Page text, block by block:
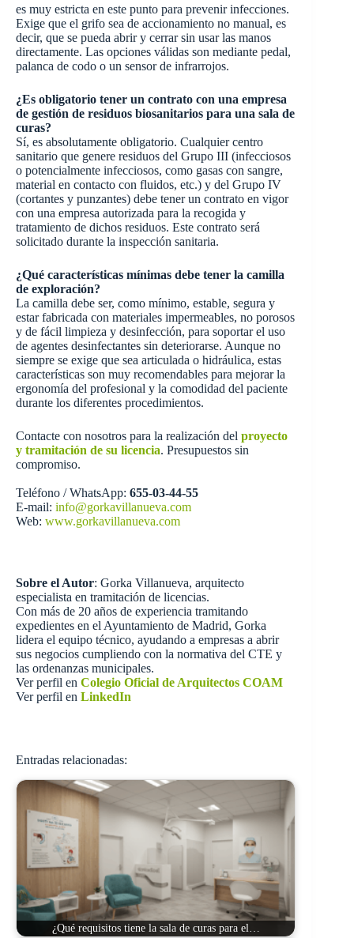
es muy estricta en este punto para prevenir infecciones.
Exige que el grifo sea de accionamiento no manual, es
decir, que se pueda abrir y cerrar sin usar las manos
directamente. Las opciones válidas son mediante pedal,
palanca de codo o un sensor de infrarrojos.
¿Es obligatorio tener un contrato con una empresa
de gestión de residuos biosanitarios para una sala de
curas?
Sí, es absolutamente obligatorio. Cualquier centro
sanitario que genere residuos del Grupo III (infecciosos
o potencialmente infecciosos, como gasas con sangre,
material en contacto con fluidos, etc.) y del Grupo IV
(cortantes y punzantes) debe tener un contrato en vigor
con una empresa autorizada para la recogida y
tratamiento de dichos residuos. Este contrato será
solicitado durante la inspección sanitaria.
¿Qué características mínimas debe tener la camilla
de exploración?
La camilla debe ser, como mínimo, estable, segura y
estar fabricada con materiales impermeables, no porosos
y de fácil limpieza y desinfección, para soportar el uso
de agentes desinfectantes sin deteriorarse. Aunque no
siempre se exige que sea articulada o hidráulica, estas
características son muy recomendables para mejorar la
ergonomía del profesional y la comodidad del paciente
durante los diferentes procedimientos.
Contacte con nosotros para la realización del proyecto
y tramitación de su licencia. Presupuestos sin
compromiso.
Teléfono / WhatsApp: 655-03-44-55
E-mail: info@gorkavillanueva.com
Web: www.gorkavillanueva.com
Sobre el Autor: Gorka Villanueva, arquitecto
especialista en tramitación de licencias.
Con más de 20 años de experiencia tramitando
expedientes en el Ayuntamiento de Madrid, Gorka
lidera el equipo técnico, ayudando a empresas a abrir
sus negocios cumpliendo con la normativa del CTE y
las ordenanzas municipales.
Ver perfil en Colegio Oficial de Arquitectos COAM
Ver perfil en LinkedIn
Entradas relacionadas:
¿Qué requisitos tiene la sala de curas para el…